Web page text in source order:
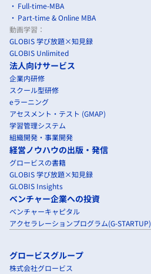
Full-time-MBA
Part-time & Online MBA
動画学習：
GLOBIS 学び放題×知見録
GLOBIS Unlimited
法人向けサービス
企業内研修
スクール型研修
eラーニング
アセスメント・テスト (GMAP)
学習管理システム
組織開発・事業開発
経営ノウハウの出版・発信
グロービスの書籍
GLOBIS 学び放題×知見録
GLOBIS Insights
ベンチャー企業への投資
ベンチャーキャピタル
アクセラレーションプログラム(G-STARTUP)
グロービスグループ
株式会社グロービス